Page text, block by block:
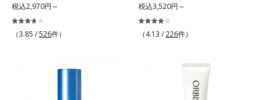
ーズ共通の美容成分「GLルートブ
ースター(*9)」を配合することで、
肌のふっくら感や透明感を叶えま
テップで上向き(*10)のハリと透明
分(*7)「GLルートブースター(*9)」
を配合することで、肌のふっくら感
や透明感を叶えます。美白ケアしな
(*10)のハリと透明感を。効果的な
シナジー設計で、あなたのエイジン
グケアを応援します。*1 メラニン
超える成分から厳選し、「うるおい
の質(*1)」に着目した初期エイジン
グケア(*2)シリーズオルビスユーは
リーズです。「うるおいの質」に着
税込2,970円～
（3.85 /526件）
ャルケアを。若々しく透明感のある
美肌を構成する要素と、年齢肌(*1)
のメラニン生成にアプローチして、
の理論を応用し、全方位的に肌の底
上げを図ります。さらに、シミと年
齢の関係に着目。点在するシミだけ
税込3,520円～
（4.13 /226件）